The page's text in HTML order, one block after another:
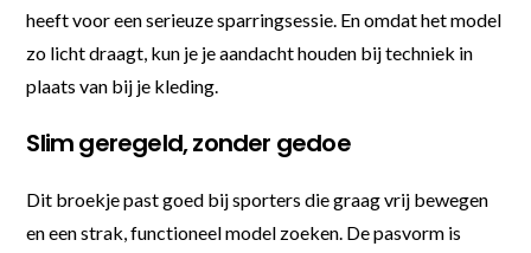
heeft voor een serieuze sparringsessie. En omdat het model
zo licht draagt, kun je je aandacht houden bij techniek in
plaats van bij je kleding.
Slim geregeld, zonder gedoe
Dit broekje past goed bij sporters die graag vrij bewegen
en een strak, functioneel model zoeken. De pasvorm is